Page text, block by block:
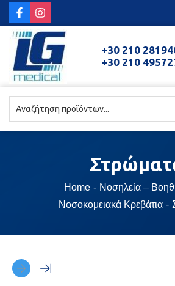
+30 210
+30 210
Home
Νοσηλεία –
Νοσοκομειακά Κρεβάτια